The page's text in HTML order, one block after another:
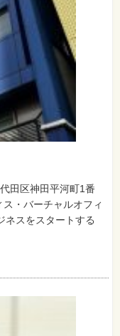
田区神田平河町1番
・バーチャルオフィ
ネスをスタートする